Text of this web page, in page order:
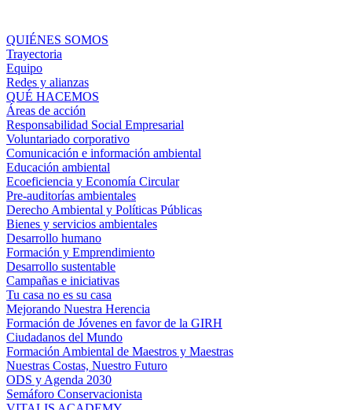
QUIÉNES SOMOS
Trayectoria
Equipo
Redes y alianzas
QUÉ HACEMOS
Áreas de acción
Responsabilidad Social Empresarial
Voluntariado corporativo
Comunicación e información ambiental
Educación ambiental
Ecoeficiencia y Economía Circular
Pre-auditorías ambientales
Derecho Ambiental y Políticas Públicas
Bienes y servicios ambientales
Desarrollo humano
Formación y Emprendimiento
Desarrollo sustentable
Campañas e iniciativas
Tu casa no es su casa
Mejorando Nuestra Herencia
Formación de Jóvenes en favor de la GIRH
Ciudadanos del Mundo
Formación Ambiental de Maestros y Maestras
Nuestras Costas, Nuestro Futuro
ODS y Agenda 2030
Semáforo Conservacionista